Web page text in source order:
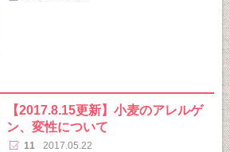
【2017.8.15更新】小麦のアレルゲ
ン、変性について
11 2017.05.22